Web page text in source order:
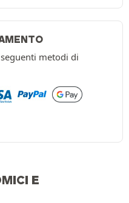
metodi di
E